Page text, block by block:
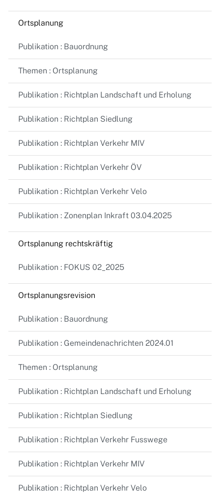
Ortsplanung
Publikation : Bauordnung
Themen : Ortsplanung
Publikation : Richtplan Landschaft und Erholung
Publikation : Richtplan Siedlung
Publikation : Richtplan Verkehr MIV
Publikation : Richtplan Verkehr ÖV
Publikation : Richtplan Verkehr Velo
Publikation : Zonenplan Inkraft 03.04.2025
Ortsplanung rechtskräftig
Publikation : FOKUS 02_2025
Ortsplanungsrevision
Publikation : Bauordnung
Publikation : Gemeindenachrichten 2024.01
Themen : Ortsplanung
Publikation : Richtplan Landschaft und Erholung
Publikation : Richtplan Siedlung
Publikation : Richtplan Verkehr Fusswege
Publikation : Richtplan Verkehr MIV
Publikation : Richtplan Verkehr Velo